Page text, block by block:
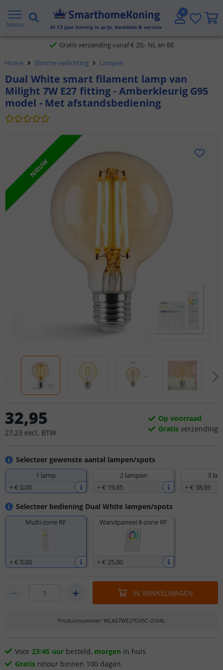
Menu Al 13 jaar koning in prijs, kwaliteit & service
2 jaar garantie
Gratis verzending vanaf € 20,- NL en BE
Klantbeoordeling 9.1
Voor 23:45 uur besteld,morgen in huis
Home Slimme verlichting Lampen
Dual White smart filament lamp van
Milight 7W E27 fitting - Amberkleurig G95
model - Met afstandsbediening
NIEUW
Selecteer gewenste aantal lampen/spots
1 lamp
+€ 0,00
2 lampen
+€ 19,95
3
+€ 38,95
Selecteer bediening Dual White lampen/spots
Multi-zone RF
+€ 0,00
Wandpaneel 8-zone RF
+€ 25,00
32,95
27,23 excl. BTW
Op voorraad
Gratis verzending
IN WINKELWAGEN
Productnummer: WLAS7WE27G95C-0104L
Voor 23:45 uur besteld, morgen in huis
Gratis retour binnen 100 dagen